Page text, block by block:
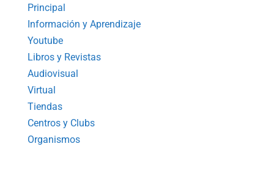
Principal
Información y Aprendizaje
Youtube
Libros y Revistas
Audiovisual
Virtual
Tiendas
Centros y Clubs
Organismos